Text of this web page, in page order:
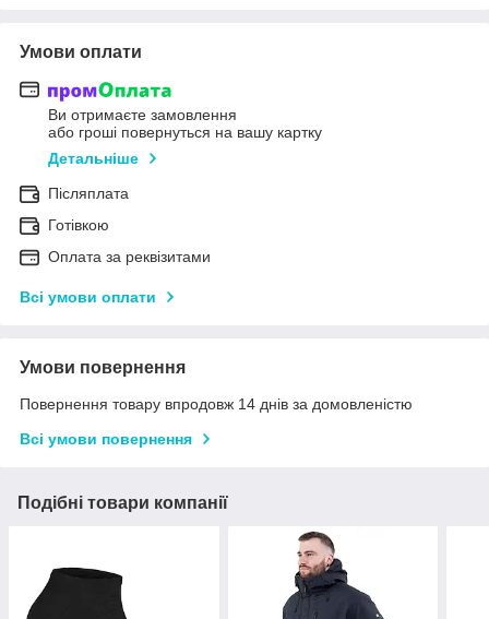
Умови оплати
Ви отримаєте замовлення
або гроші повернуться на вашу картку
Детальніше
Післяплата
Готівкою
Оплата за реквізитами
Всі умови оплати
Умови повернення
Повернення товару впродовж 14 днів за домовленістю
Всі умови повернення
Подібні товари компанії